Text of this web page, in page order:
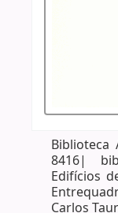
Biblioteca
8416|
Edifícios
Carlos